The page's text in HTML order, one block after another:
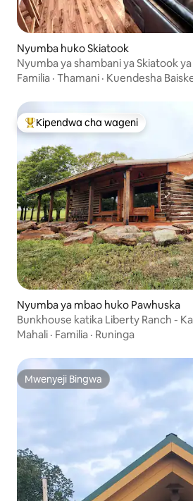
Nyumba huko Skiatook
Nyumba ya shambani ya Skiatook
Familia · Thamani · Kuendesha
Kipendwa maarufu cha wageni
Kipendwa cha wageni
Nyumba ya mbao huko Pawhuska
Bunkhouse katika Liberty Ranch -
Mahali · Familia · Runinga
Mwenyeji Bingwa
Mwenyeji Bingwa